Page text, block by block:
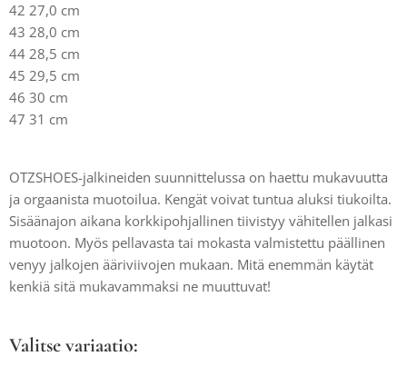
42 27,0 cm
43 28,0 cm
44 28,5 cm
45 29,5 cm
46 30 cm
47 31 cm
OTZSHOES-jalkineiden suunnittelussa on haettu mukavuutta
ja orgaanista muotoilua. Kengät voivat tuntua aluksi tiukoilta.
Sisäänajon aikana korkkipohjallinen tiivistyy vähitellen jalkasi
muotoon. Myös pellavasta tai mokasta valmistettu päällinen
venyy jalkojen ääriviivojen mukaan. Mitä enemmän käytät
kenkiä sitä mukavammaksi ne muuttuvat!
Valitse variaatio: